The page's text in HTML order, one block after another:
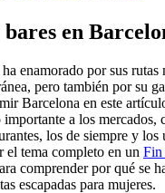
en
enamorado por sus rutas
pero también por su
Barcelona en este
a los mercados,
los de siempre y
el tema completo en un Fin
comprender por qué se
escapadas para mujeres.